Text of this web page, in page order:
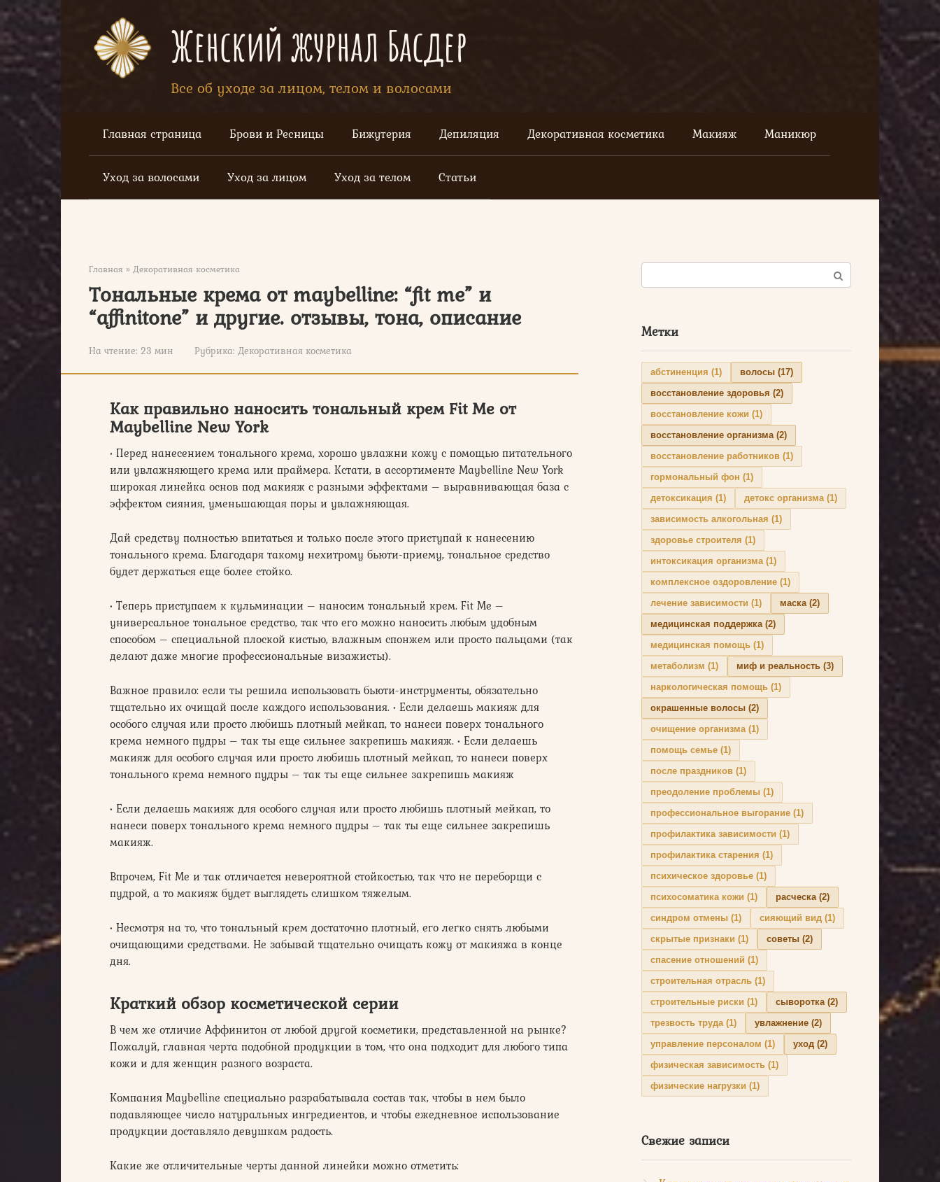
Перейти
к
контенту
Женский журнал Басдер
Все об уходе за лицом, телом и волосами
Главная страница Брови и Ресницы Бижутерия Депиляция Декоративная косметика Макияж Маникюр
Уход за волосами Уход за лицом Уход за телом Статьи
Главная » Декоративная косметика
Тональные крема от maybelline: “fit me” и
“affinitone” и другие. отзывы, тона, описание
На чтение: 23 мин Рубрика: Декоративная косметика
Как правильно наносить тональный крем Fit Me от
Maybelline New York
• Перед нанесением тонального крема, хорошо увлажни кожу с помощью питательного
или увлажняющего крема или праймера. Кстати, в ассортименте Maybelline New York
широкая линейка основ под макияж с разными эффектами – выравнивающая база с
эффектом сияния, уменьшающая поры и увлажняющая.
Дай средству полностью впитаться и только после этого приступай к нанесению
тонального крема. Благодаря такому нехитрому бьюти-приему, тональное средство
будет держаться еще более стойко.
• Теперь приступаем к кульминации – наносим тональный крем. Fit Me –
универсальное тональное средство, так что его можно наносить любым удобным
способом – специальной плоской кистью, влажным спонжем или просто пальцами (так
делают даже многие профессиональные визажисты).
Важное правило: если ты решила использовать бьюти-инструменты, обязательно
тщательно их очищай после каждого использования. • Если делаешь макияж для
особого случая или просто любишь плотный мейкап, то нанеси поверх тонального
крема немного пудры – так ты еще сильнее закрепишь макияж. • Если делаешь
макияж для особого случая или просто любишь плотный мейкап, то нанеси поверх
тонального крема немного пудры – так ты еще сильнее закрепишь макияж
• Если делаешь макияж для особого случая или просто любишь плотный мейкап, то
нанеси поверх тонального крема немного пудры – так ты еще сильнее закрепишь
макияж.
Впрочем, Fit Me и так отличается невероятной стойкостью, так что не переборщи с
пудрой, а то макияж будет выглядеть слишком тяжелым.
• Несмотря на то, что тональный крем достаточно плотный, его легко снять любыми
очищающими средствами. Не забывай тщательно очищать кожу от макияжа в конце
дня.
Краткий обзор косметической серии
В чем же отличие Аффинитон от любой другой косметики, представленной на рынке?
Пожалуй, главная черта подобной продукции в том, что она подходит для любого типа
кожи и для женщин разного возраста.
Компания Maybelline специально разрабатывала состав так, чтобы в нем было
подавляющее число натуральных ингредиентов, и чтобы ежедневное использование
продукции доставляло девушкам радость.
Какие же отличительные черты данной линейки можно отметить:
Поиск:
Метки
абстиненция (1) волосы (17)
восстановление здоровья (2)
восстановление кожи (1)
восстановление организма(2)
восстановление работников (1)
гормональный фон (1)
детоксикация (1) детокс организма(1)
зависимость алкогольная (1)
здоровье строителя (1)
интоксикация организма(1)
комплексное оздоровление (1)
лечение зависимости (1) маска(2)
медицинская поддержка(2)
медицинская помощь (1)
метаболизм (1) миф и реальность (3)
наркологическая помощь (1)
окрашенные волосы (2)
очищение организма(1)
помощь семье (1)
после праздников (1)
преодоление проблемы (1)
профессиональное выгорание (1)
профилактика зависимости (1)
профилактика старения (1)
психическое здоровье (1)
психосоматика кожи (1) расческа(2)
синдром отмены (1) сияющий вид (1)
скрытые признаки (1) советы (2)
спасение отношений (1)
строительная отрасль (1)
строительные риски (1) сыворотка(2)
трезвость труда(1) увлажнение (2)
управление персоналом (1) уход (2)
физическая зависимость (1)
физические нагрузки (1)
Свежие записи